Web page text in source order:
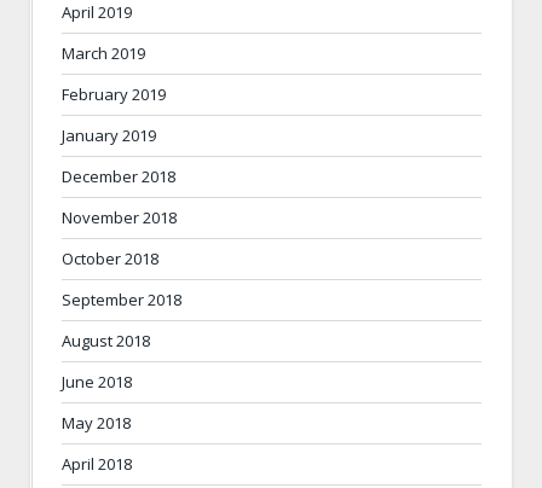
April 2019
March 2019
February 2019
January 2019
December 2018
November 2018
October 2018
September 2018
August 2018
June 2018
May 2018
April 2018